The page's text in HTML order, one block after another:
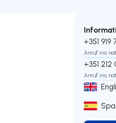
+351 919
Anruf ins
+351 212
Anruf ins